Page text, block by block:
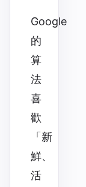
Google
的
算
法
喜
歡
「新
鮮、
活